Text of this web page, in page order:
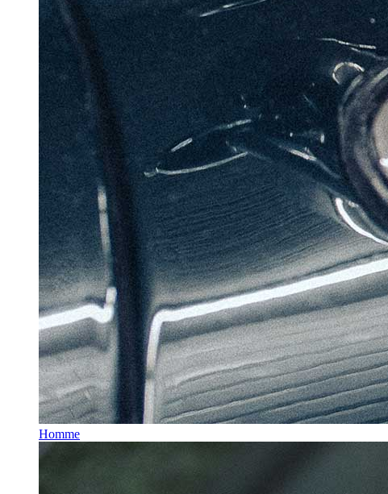
Homme